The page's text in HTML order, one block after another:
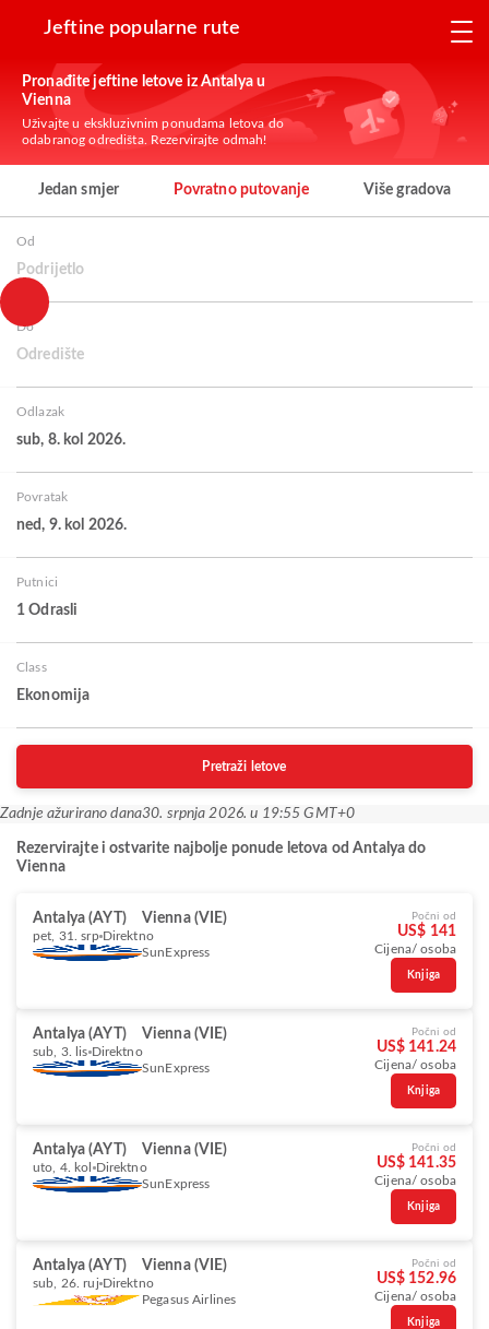
Jeftine popularne rute
Pronađite jeftine letove iz Antalya u
Vienna
Uživajte u ekskluzivnim ponudama letova do
odabranog odredišta. Rezervirajte odmah!
Jedan smjer Povratno putovanje Više gradova
Od
Podrijetlo
Do
Odredište
Odlazak
sub, 8. kol 2026.
Povratak
ned, 9. kol 2026.
Putnici
1 Odrasli
Class
Ekonomija
Pretraži letove
Zadnje ažurirano dana30. srpnja 2026. u 19:55 GMT+0
Rezervirajte i ostvarite najbolje ponude letova od Antalya do
Vienna
Antalya (AYT) Vienna (VIE)
pet, 31. srp Direktno
SunExpress
Počni od
US$ 141
Cijena/ osoba
Knjiga
Antalya (AYT) Vienna (VIE)
sub, 3. lis Direktno
SunExpress
Počni od
US$ 141.24
Cijena/ osoba
Knjiga
Antalya (AYT) Vienna (VIE)
uto, 4. kol Direktno
SunExpress
Počni od
US$ 141.35
Cijena/ osoba
Knjiga
Antalya (AYT) Vienna (VIE)
sub, 26. ruj Direktno
Pegasus Airlines
Počni od
US$ 152.96
Cijena/ osoba
Knjiga